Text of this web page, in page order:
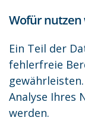
Wofür nutzen
Ein Teil der
fehlerfreie
Analyse Ihres
werden.